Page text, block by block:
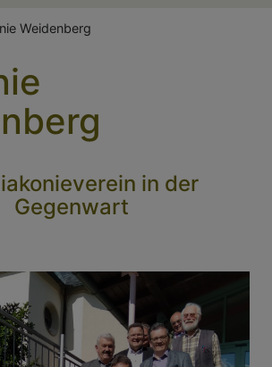
Weidenberg
in der
Gegenwart